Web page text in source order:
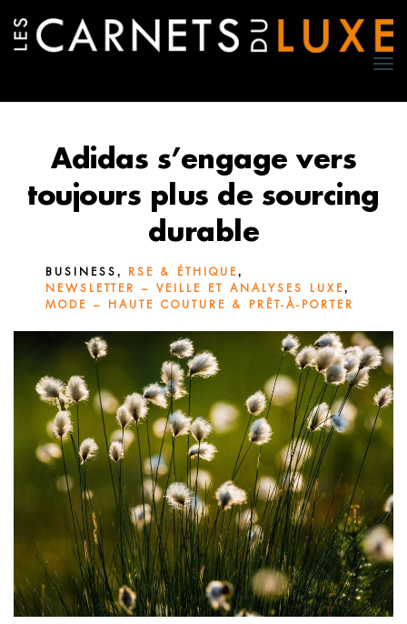
Adidas s’engage vers
toujours plus de sourcing
durable
BUSINESS , RSE & ÉTHIQUE,
NEWSLETTER – VEILLE ET ANALYSES LUXE,
MODE – HAUTE COUTURE & PRÊT-À-PORTER